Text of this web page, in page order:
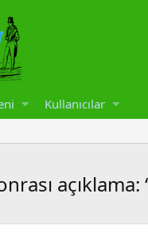
Kullanıcılar
açıklama: